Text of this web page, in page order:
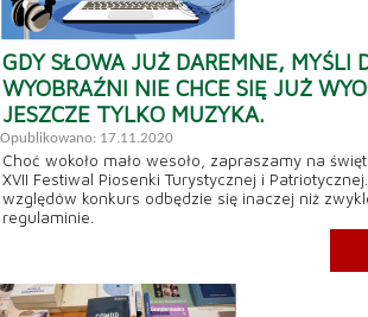
GDY SŁOWA JUŻ DAREMNE, MYŚLI
WYOBRAŹNI NIE CHCE SIĘ JUŻ
JESZCZE TYLKO MUZYKA.
Opublikowano: 17.11.2020
Choć wokoło mało wesoło, zapraszamy na
XVII Festiwal Piosenki Turystycznej i
względów konkurs odbędzie się inaczej niż
regulaminie.